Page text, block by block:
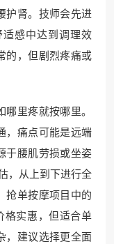
护肾。技师会先进
感中达到调理效
的，但剧烈疼痛或
里疼就按哪里。
，痛点可能是远端
于腰肌劳损或坐姿
，从上到下进行全
抢单按摩项目中的
格实惠，但适合单
，建议选择更全面